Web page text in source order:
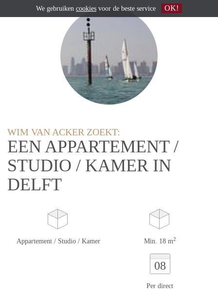
WIM VAN ACKER ZOEKT:
EEN APPARTEMENT /
STUDIO / KAMER IN
DELFT
Appartement / Studio / Kamer Min. 18 m2
08
Per direct
We gebruiken cookies voor de beste service OK!